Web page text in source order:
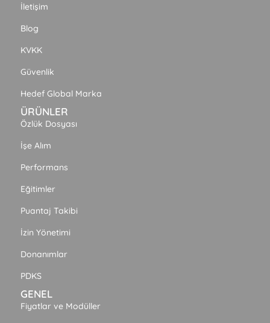
İletişim
Blog
KVKK
Güvenlik
Hedef Global Marka
ÜRÜNLER
Özlük Dosyası
İşe Alım
Performans
Eğitimler
Puantaj Takibi
İzin Yönetimi
Donanımlar
PDKS
GENEL
Fiyatlar ve Modüller